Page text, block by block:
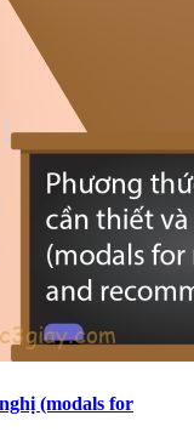
(modals for